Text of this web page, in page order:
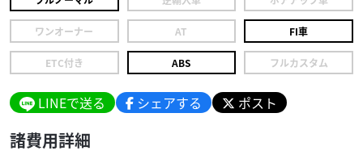
ワンオーナー AT FI車
ETC付き ABS フルカスタム
LINEで送る シェアする ポスト
諸費用詳細